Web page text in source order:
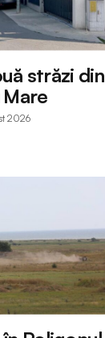
străzi din
2026